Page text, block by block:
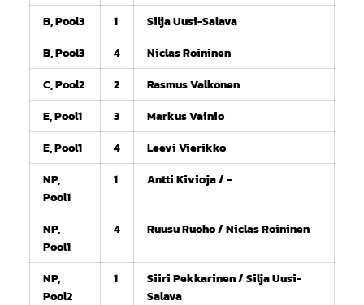
B, Pool3
1
Silja Uusi-Salava
B, Pool3
4
Niclas Roininen
C, Pool2
2
Rasmus Valkonen
E, Pool1
3
Markus Vainio
E, Pool1
4
Leevi Vierikko
NP,
Pool1
1 Antti Kivioja / -
NP,
Pool1
4 Ruusu Ruoho / Niclas Roininen
NP,
Pool2
1
Siiri Pekkarinen / Silja Uusi-
Salava